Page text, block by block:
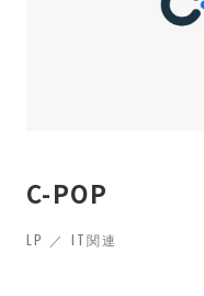
C-POP
LP ／ IT関連